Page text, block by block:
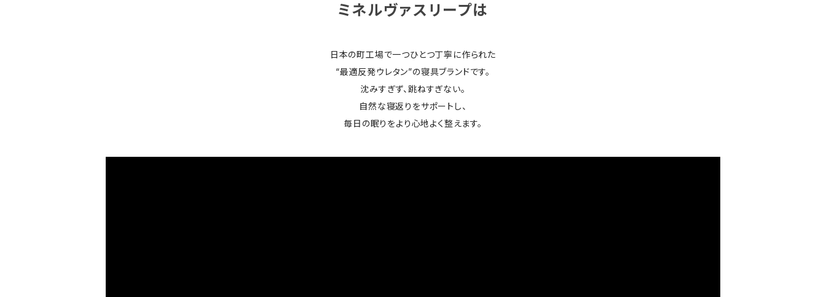
ミネルヴァスリープは
日本の町工場で一つひとつ丁寧に作られた
“最適反発ウレタン”の寝具ブランドです。
沈みすぎず、跳ねすぎない。
自然な寝返りをサポートし、
毎日の眠りをより心地よく整えます。